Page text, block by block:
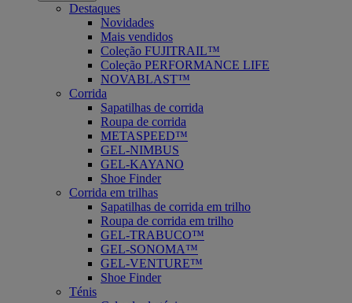
Destaques
Novidades
Mais vendidos
Coleção FUJITRAIL™
Coleção PERFORMANCE LIFE
NOVABLAST™
Corrida
Sapatilhas de corrida
Roupa de corrida
METASPEED™
GEL-NIMBUS
GEL-KAYANO
Shoe Finder
Corrida em trilhas
Sapatilhas de corrida em trilho
Roupa de corrida em trilho
GEL-TRABUCO™
GEL-SONOMA™
GEL-VENTURE™
Shoe Finder
Ténis